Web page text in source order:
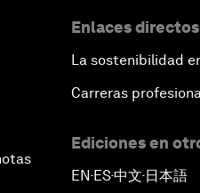
Enlaces directos
La sostenibilidad
Carreras
Ediciones en
EN▪ES▪中文▪ 日本語